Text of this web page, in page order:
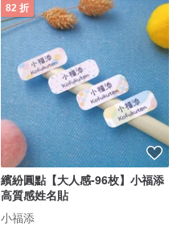
82 折
繽紛圓點【大人感-96枚】小福添
高質感姓名貼
小福添